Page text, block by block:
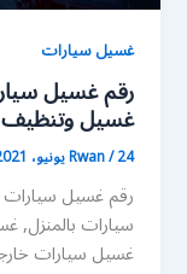
غسيل سيارات
غسيل وتنظيف
Rwan/24 يونيو، 2021
رقم غسيل
سيارات بالمنزل,
غسيل سيارات